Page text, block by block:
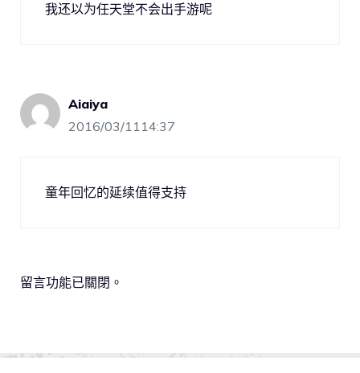
我还以为任天堂不会出手游呢
Aiaiya
2016/03/1114:37
童年回忆的延续值得支持
留言功能已關閉。